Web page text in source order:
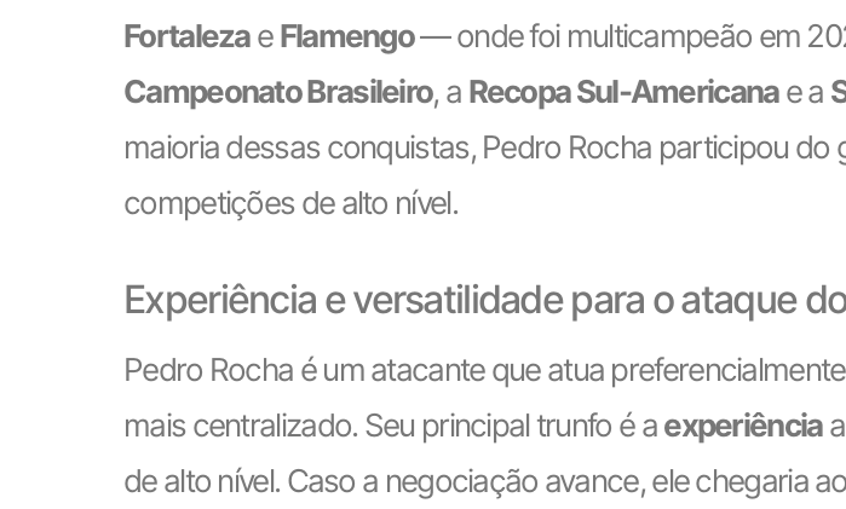
FortalezaeFlamengo— onde foi multicampeão em
Campeonato Brasileiro, a Recopa Sul-Americanae a
maioria dessas conquistas, Pedro Rocha participou
competições de alto nível.
Experiência e versatilidade para o ataque
Pedro Rocha é um atacante que atua
mais centralizado. Seu principal trunfo é aexperiência
de alto nível. Caso a negociação avance, ele chegaria